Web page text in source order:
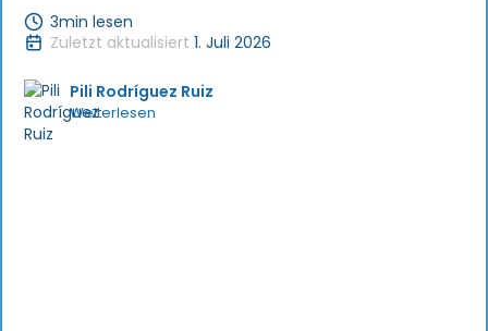
3min lesen
Zuletzt aktualisiert 1. Juli 2026
Pili Rodríguez Ruiz
Weiterlesen